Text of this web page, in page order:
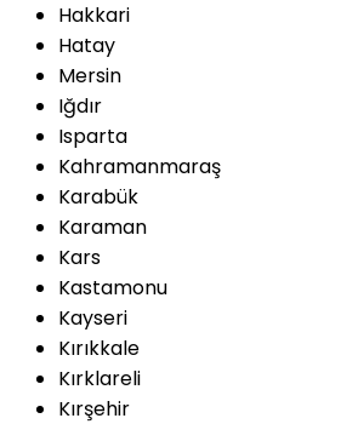
Hakkari
Hatay
Mersin
Iğdır
Isparta
Kahramanmaraş
Karabük
Karaman
Kars
Kastamonu
Kayseri
Kırıkkale
Kırklareli
Kırşehir